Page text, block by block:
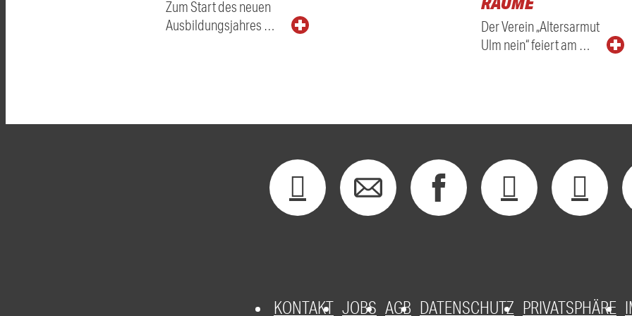
Zum Start des neuen
Ausbildungsjahres …
Der Verein „Altersarmut
Ulm nein“ feiert am …
KONTAKT JOBS AGB DATENSCHUTZ PRIVATSPHÄRE